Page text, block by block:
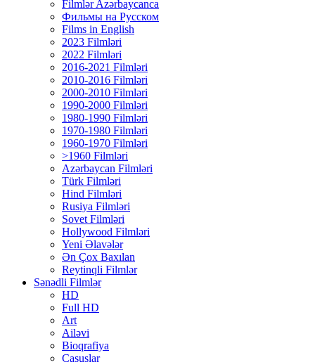
Filmlər Azərbaycanca
Фильмы на Русском
Films in English
2023 Filmləri
2022 Filmləri
2016-2021 Filmləri
2010-2016 Filmləri
2000-2010 Filmləri
1990-2000 Filmləri
1980-1990 Filmləri
1970-1980 Filmləri
1960-1970 Filmləri
>1960 Filmləri
Azərbaycan Filmləri
Türk Filmləri
Hind Filmləri
Rusiya Filmləri
Sovet Filmləri
Hollywood Filmləri
Yeni Əlavələr
Ən Çox Baxılan
Reytinqli Filmlər
Sənədli Filmlər
HD
Full HD
Art
Ailəvi
Bioqrafiya
Casuslar